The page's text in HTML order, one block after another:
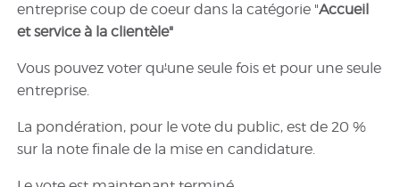
entreprise coup de coeur dans la catégorie "Accueil
et service à la clientèle"
Vous pouvez voter qu'une seule fois et pour une seule
entreprise.
La pondération, pour le vote du public, est de 20 %
sur la note finale de la mise en candidature.